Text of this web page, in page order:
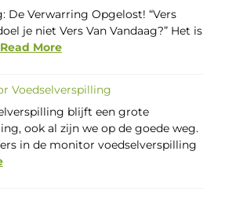
De Verwarring Opgelost! “Vers
je niet Vers Van Vandaag?” Het is
Read More
Voedselverspilling
blijft een grote
ook al zijn we op de goede weg.
in de monitor voedselverspilling